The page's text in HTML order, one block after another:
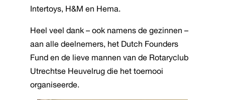
Intertoys, H&M en Hema.
Heel veel dank – ook namens de gezinnen –
aan alle deelnemers, het Dutch Founders
Fund en de lieve mannen van de Rotaryclub
Utrechtse Heuvelrug die het toernooi
organiseerde.